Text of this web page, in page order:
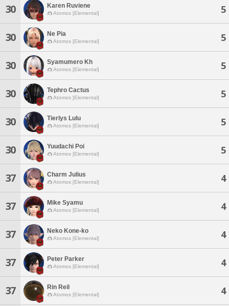
30 Karen Ruviene
Atomos [Elemental] 5
30 Ne Pia
Atomos [Elemental] 5
30 Syamumero Kh
Atomos [Elemental] 5
30 Tephro Cactus
Atomos [Elemental] 5
30 Tierlys Lulu
Atomos [Elemental] 5
30 Yuudachi Poi
Atomos [Elemental] 5
37 Charm Julius
Atomos [Elemental] 4
37 Mike Syamu
Atomos [Elemental] 4
37 Neko Kone-ko
Atomos [Elemental] 4
37 Peter Parker
Atomos [Elemental] 4
37 Rin Reil
Atomos [Elemental] 4